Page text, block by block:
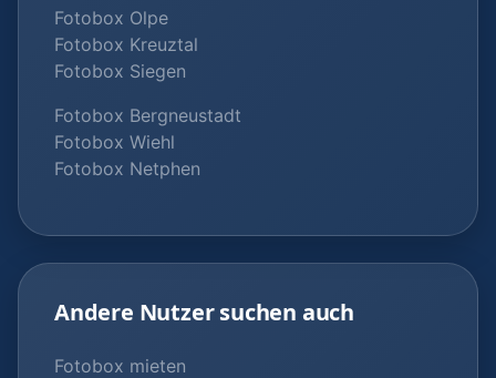
Fotobox Olpe
Fotobox Kreuztal
Fotobox Siegen
Fotobox Bergneustadt
Fotobox Wiehl
Fotobox Netphen
Andere Nutzer suchen auch
Fotobox mieten